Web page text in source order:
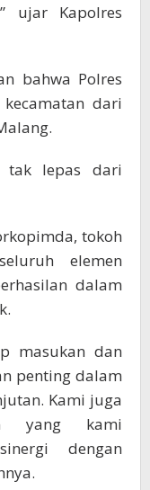
ujar Kapolres
bahwa Polres
dari
tak lepas dari
tokoh
elemen
dalam
masukan dan
penting dalam
Kami juga
yang kami
dengan